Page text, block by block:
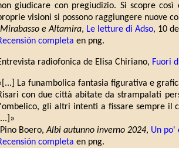
giudicare con pregiudizio. Si scopre
visioni si possono raggiungere nuove
Mirabasso e Altamira, Le letture di Adso, 10
completa en png.
radiofonica de Elisa Chiriano, Fuori
La funambolica fantasia figurativa e
con due città abitate da strampalati
gli altri intenti a fissare sempre il
Boero,Albi autunno inverno 2024, Un po'
completa en png.